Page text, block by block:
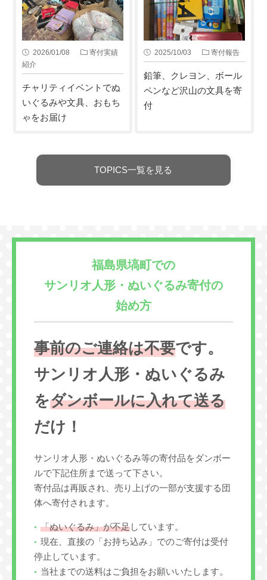
2026/01/08
寄付実績
紹介
チャリティイベントでぬ
いぐるみや文具、おもち
ゃをお届け
2025/10/03 寄付報告
鉛筆、クレヨン、ボール
ペンなど沢山の文具を寄
付
TOPICS一覧を見る
福島県塙町での
サンリオ人形・ぬいぐるみ寄付の
始め方
事前のご連絡は不要です。
サンリオ人形・ぬいぐるみ
をダンボールに入れて送る
だけ！
サンリオ人形・ぬいぐるみ等の寄付品をダンボー
ルで下記住所まで送って下さい。
寄付品は再販され、売り上げの一部が支援する団
体へ寄付されます。
「ぬいぐるみ」が不足しています。
現在、直接の「お持ち込み」でのご寄付は受付
停止しています。
当社までの送料はご負担をお願いいたします。